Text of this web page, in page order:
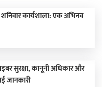
कार्यशाला: एक अभिनव
सुरक्षा, कानूनी अधिकार और
जानकारी